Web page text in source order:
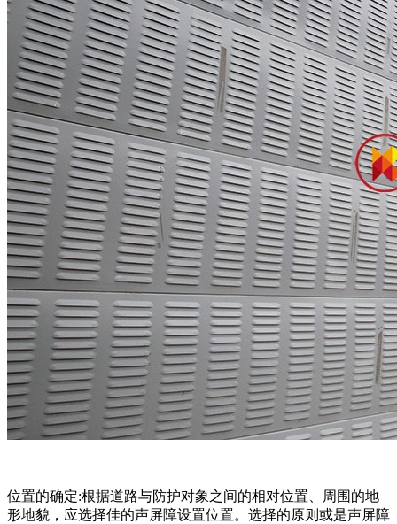
位置的确定:根据道路与防护对象之间的相对位置、周围的地
形地貌，应选择佳的声屏障设置位置。选择的原则或是声屏障